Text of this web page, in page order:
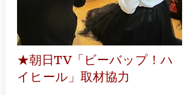
★朝日TV「ビーバップ！ハ
イヒール」取材協力